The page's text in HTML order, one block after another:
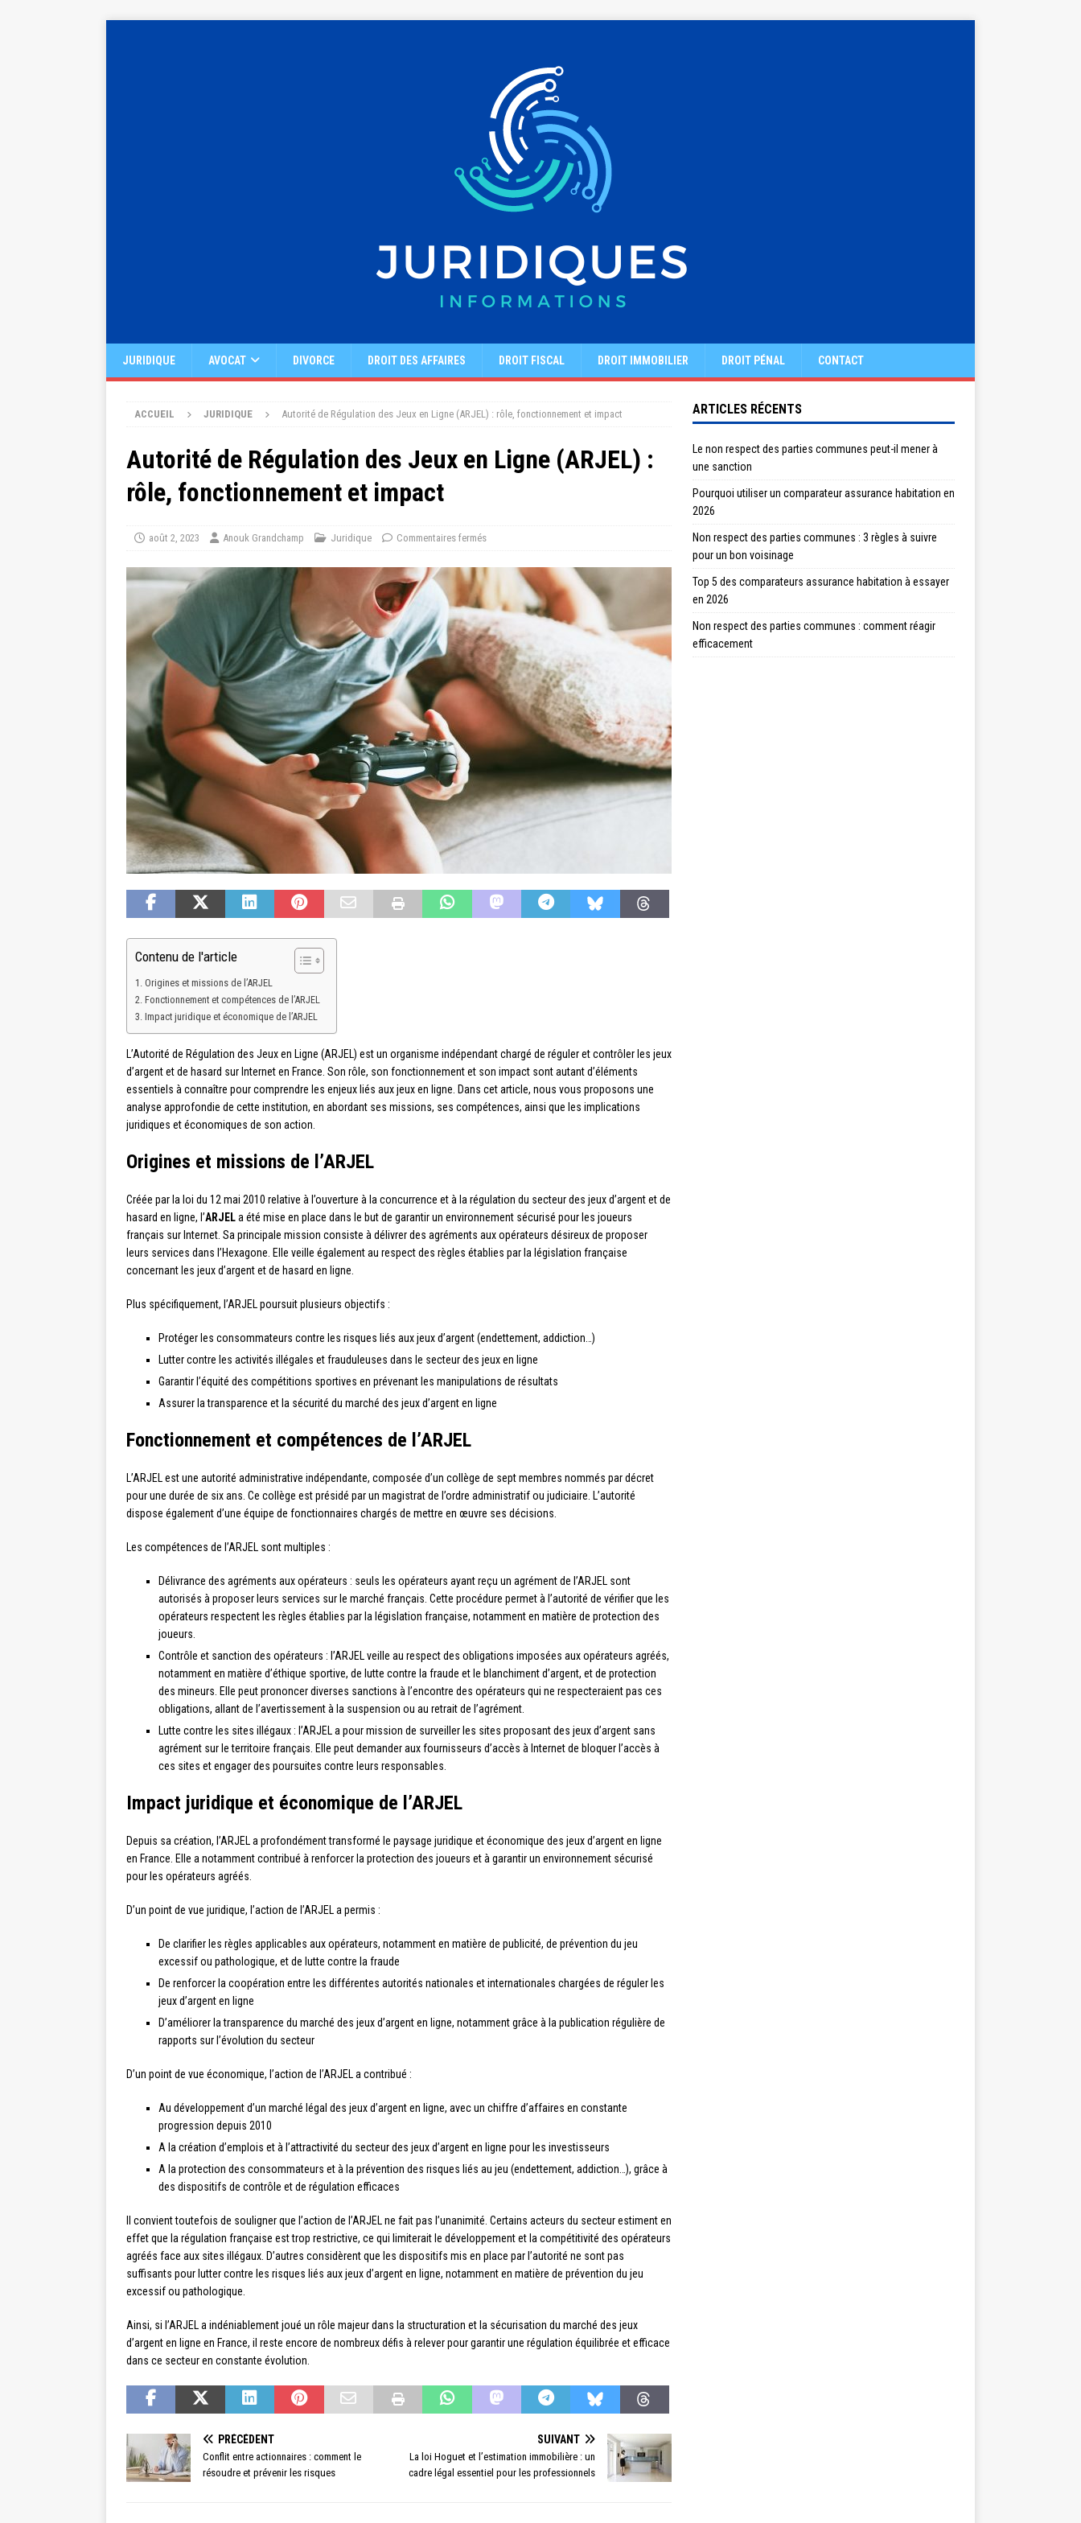
JURIDIQUE AVOCAT DIVORCE DROIT DES AFFAIRES DROIT FISCAL DROIT IMMOBILIER DROIT PÉNAL CONTACT
ACCUEIL JURIDIQUE Autorité de Régulation des Jeux en Ligne (ARJEL) : rôle, fonctionnement et impact
Autorité de Régulation des Jeux en Ligne (ARJEL) :
rôle, fonctionnement et impact
août 2, 2023 Anouk Grandchamp Juridique Commentaires fermés
Contenu de l'article
Origines et missions de l’ARJEL
Fonctionnement et compétences de l’ARJEL
Impact juridique et économique de l’ARJEL
L’Autorité de Régulation des Jeux en Ligne (ARJEL) est un organisme indépendant chargé de réguler et contrôler les jeux
d’argent et de hasard sur Internet en France. Son rôle, son fonctionnement et son impact sont autant d’éléments
essentiels à connaître pour comprendre les enjeux liés aux jeux en ligne. Dans cet article, nous vous proposons une
analyse approfondie de cette institution, en abordant ses missions, ses compétences, ainsi que les implications
juridiques et économiques de son action.
Origines et missions de l’ARJEL
Créée par la loi du 12 mai 2010 relative à l’ouverture à la concurrence et à la régulation du secteur des jeux d’argent et de
hasard en ligne, l’ARJELa été mise en place dans le but de garantir un environnement sécurisé pour les joueurs
français sur Internet. Sa principale mission consiste à délivrer des agréments aux opérateurs désireux de proposer
leurs services dans l’Hexagone. Elle veille également au respect des règles établies par la législation française
concernant les jeux d’argent et de hasard en ligne.
Plus spécifiquement, l’ARJEL poursuit plusieurs objectifs :
Protéger les consommateurs contre les risques liés aux jeux d’argent (endettement, addiction…)
Lutter contre les activités illégales et frauduleuses dans le secteur des jeux en ligne
Garantir l’équité des compétitions sportives en prévenant les manipulations de résultats
Assurer la transparence et la sécurité du marché des jeux d’argent en ligne
Fonctionnement et compétences de l’ARJEL
L’ARJEL est une autorité administrative indépendante, composée d’un collège de sept membres nommés par décret
pour une durée de six ans. Ce collège est présidé par un magistrat de l’ordre administratif ou judiciaire. L’autorité
dispose également d’une équipe de fonctionnaires chargés de mettre en œuvre ses décisions.
Les compétences de l’ARJEL sont multiples :
Délivrance des agréments aux opérateurs : seuls les opérateurs ayant reçu un agrément de l’ARJEL sont
autorisés à proposer leurs services sur le marché français. Cette procédure permet à l’autorité de vérifier que les
opérateurs respectent les règles établies par la législation française, notamment en matière de protection des
joueurs.
Contrôle et sanction des opérateurs : l’ARJEL veille au respect des obligations imposées aux opérateurs agréés,
notamment en matière d’éthique sportive, de lutte contre la fraude et le blanchiment d’argent, et de protection
des mineurs. Elle peut prononcer diverses sanctions à l’encontre des opérateurs qui ne respecteraient pas ces
obligations, allant de l’avertissement à la suspension ou au retrait de l’agrément.
Lutte contre les sites illégaux : l’ARJEL a pour mission de surveiller les sites proposant des jeux d’argent sans
agrément sur le territoire français. Elle peut demander aux fournisseurs d’accès à Internet de bloquer l’accès à
ces sites et engager des poursuites contre leurs responsables.
Impact juridique et économique de l’ARJEL
Depuis sa création, l’ARJEL a profondément transformé le paysage juridique et économique des jeux d’argent en ligne
en France. Elle a notamment contribué à renforcer la protection des joueurs et à garantir un environnement sécurisé
pour les opérateurs agréés.
D’un point de vue juridique, l’action de l’ARJEL a permis :
De clarifier les règles applicables aux opérateurs, notamment en matière de publicité, de prévention du jeu
excessif ou pathologique, et de lutte contre la fraude
De renforcer la coopération entre les différentes autorités nationales et internationales chargées de réguler les
jeux d’argent en ligne
D’améliorer la transparence du marché des jeux d’argent en ligne, notamment grâce à la publication régulière de
rapports sur l’évolution du secteur
D’un point de vue économique, l’action de l’ARJEL a contribué :
Au développement d’un marché légal des jeux d’argent en ligne, avec un chiffre d’affaires en constante
progression depuis 2010
A la création d’emplois et à l’attractivité du secteur des jeux d’argent en ligne pour les investisseurs
A la protection des consommateurs et à la prévention des risques liés au jeu (endettement, addiction…), grâce à
des dispositifs de contrôle et de régulation efficaces
Il convient toutefois de souligner que l’action de l’ARJEL ne fait pas l’unanimité. Certains acteurs du secteur estiment en
effet que la régulation française est trop restrictive, ce qui limiterait le développement et la compétitivité des opérateurs
agréés face aux sites illégaux. D’autres considèrent que les dispositifs mis en place par l’autorité ne sont pas
suffisants pour lutter contre les risques liés aux jeux d’argent en ligne, notamment en matière de prévention du jeu
excessif ou pathologique.
Ainsi, si l’ARJEL a indéniablement joué un rôle majeur dans la structuration et la sécurisation du marché des jeux
d’argent en ligne en France, il reste encore de nombreux défis à relever pour garantir une régulation équilibrée et efficace
dans ce secteur en constante évolution.
PRÉCÉDENT
Conflit entre actionnaires : comment le
résoudre et prévenir les risques
SUIVANT
La loi Hoguet et l’estimation immobilière : un
cadre légal essentiel pour les professionnels
ARTICLES RÉCENTS
Le non respect des parties communes peut-il mener à
une sanction
Pourquoi utiliser un comparateur assurance habitation en
2026
Non respect des parties communes : 3 règles à suivre
pour un bon voisinage
Top 5 des comparateurs assurance habitation à essayer
en 2026
Non respect des parties communes : comment réagir
efficacement